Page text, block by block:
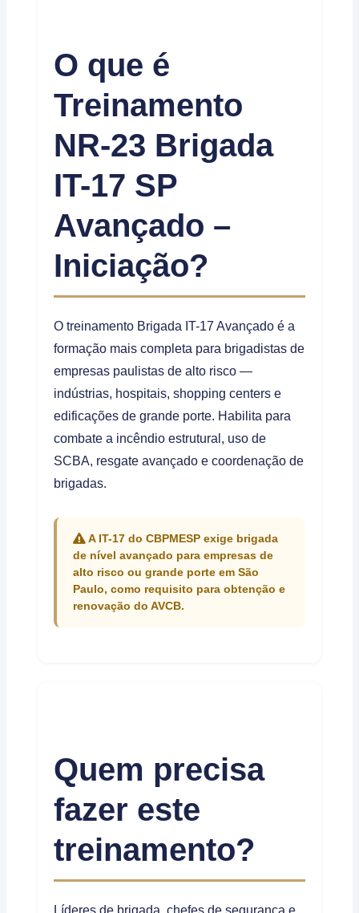
O que é
Treinamento
NR-23 Brigada
IT-17 SP
Avançado –
Iniciação?
O treinamento Brigada IT-17 Avançado é a
formação mais completa para brigadistas de
empresas paulistas de alto risco —
indústrias, hospitais, shopping centers e
edificações de grande porte. Habilita para
combate a incêndio estrutural, uso de
SCBA, resgate avançado e coordenação de
brigadas.
A IT-17 do CBPMESP exige brigada
de nível avançado para empresas de
alto risco ou grande porte em São
Paulo, como requisito para obtenção e
renovação do AVCB.
Quem precisa
fazer este
treinamento?
Líderes de brigada, chefes de segurança e